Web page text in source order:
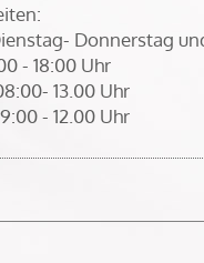
Donnerstag
- 18:00 Uhr
13.00 Uhr
- 12.00 Uhr